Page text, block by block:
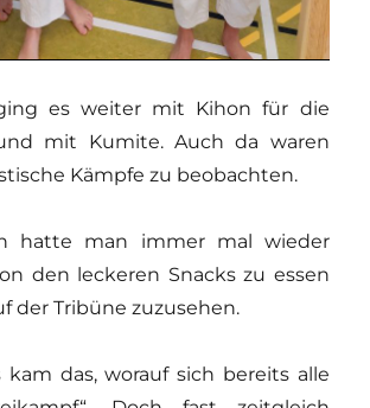
es weiter mit Kihon für die
mit Kumite. Auch da waren
Kämpfe zu beobachten.
hatte man immer mal wieder
den leckeren Snacks zu essen
der Tribüne zuzusehen.
kam das, worauf sich bereits alle